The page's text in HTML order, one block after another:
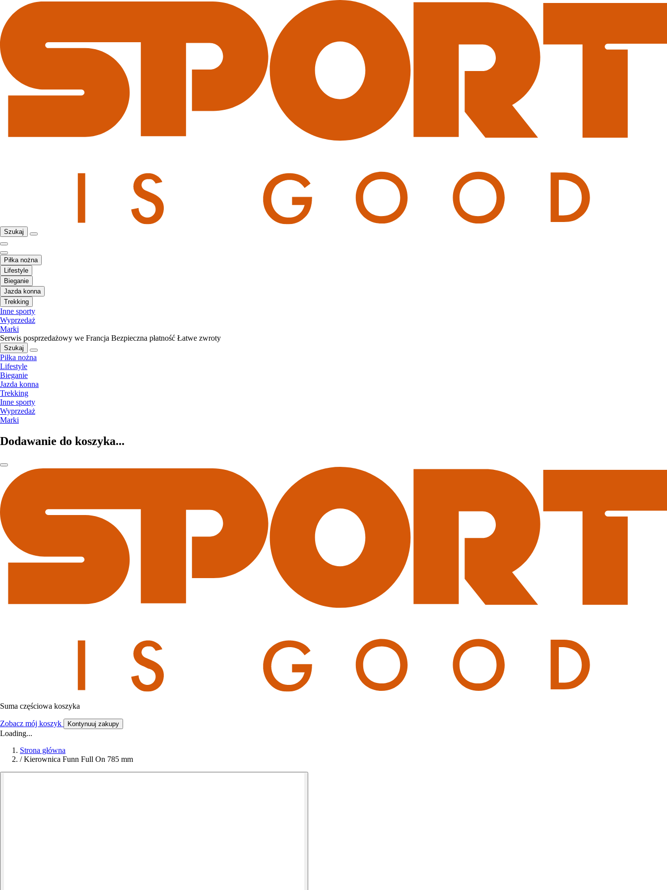
Szukaj
Piłka nożna
Lifestyle
Bieganie
Jazda konna
Trekking
Inne sporty
Wyprzedaż
Marki
Serwis posprzedażowy we Francja Bezpieczna płatność Łatwe zwroty
Szukaj
Piłka nożna
Lifestyle
Bieganie
Jazda konna
Trekking
Inne sporty
Wyprzedaż
Marki
Dodawanie do koszyka...
Suma częściowa koszyka
Zobacz mój koszyk Kontynuuj zakupy
Loading...
Strona główna
/ Kierownica Funn Full On 785 mm